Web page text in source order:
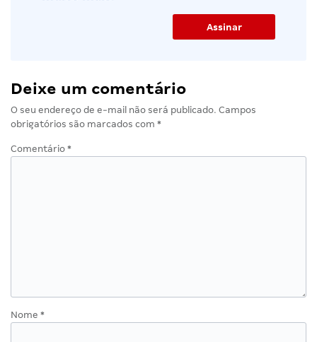
Deixe um comentário
O seu endereço de e-mail não será publicado. Campos
obrigatórios são marcados com *
Comentário *
Nome *